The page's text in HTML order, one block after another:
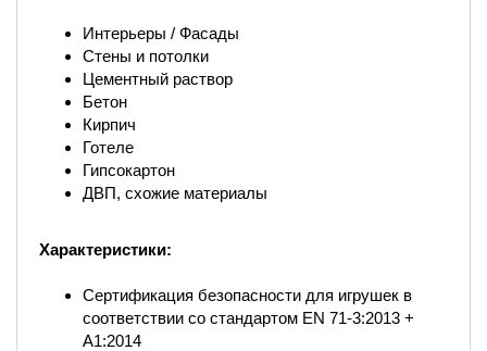
Интерьеры / Фасады
Стены и потолки
Цементный раствор
Бетон
Кирпич
Готеле
Гипсокартон
ДВП, схожие материалы
Характеристики:
Сертификация безопасности для игрушек в
соответствии со стандартом EN 71-3:2013 +
A1:2014